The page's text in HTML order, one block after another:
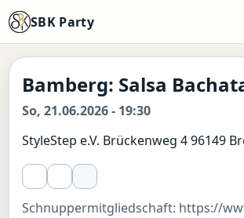
SBK Party
Bamberg: Salsa
So, 21.06.2026 - 19:30
StyleStep e.V. Brückenweg 4 96149
Schnuppermitgliedschaft: https://